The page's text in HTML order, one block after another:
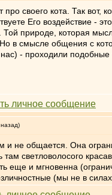
своего кота. Так вот,
Его воздействие -
природе, которая
в смысле общения с
- проходили
и не общается. Она
светловолосого
еще и мгновенна
(мы не в